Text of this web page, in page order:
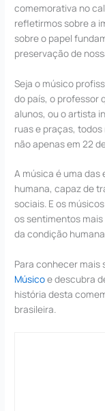
comemorativa no
refletirmos sobre a
sobre o papel
preservação de
Seja o músico
do país, o professor
alunos, ou o artista
ruas e praças,
não apenas em 22
A música é uma das
humana, capaz de
sociais. E os
os sentimentos
da condição
Para conhecer
Músicoe descubra
história desta
brasileira.